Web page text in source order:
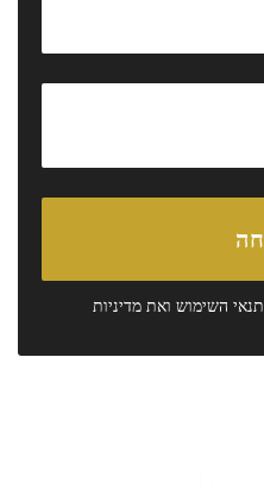
תנאי השימוש ואת מדיניות